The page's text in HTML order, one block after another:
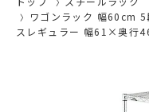
ワゴンラック 幅60cm
スレギュラー 幅61×奥行